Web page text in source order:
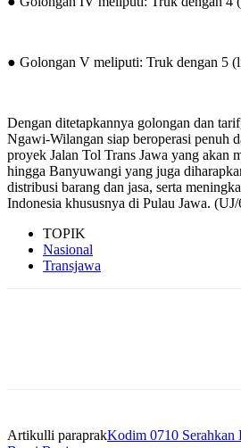
● Golongan V meliputi: Truk dengan 5
Dengan ditetapkannya golongan dan
Ngawi-Wilangan siap beroperasi penuh
proyek Jalan Tol Trans Jawa yang akan
hingga Banyuwangi yang juga
distribusi barang dan jasa, serta
Indonesia khususnya di Pulau Jawa.
TOPIK
Nasional
Transjawa
Artikulli paraprakKodim 0710 Serahkan